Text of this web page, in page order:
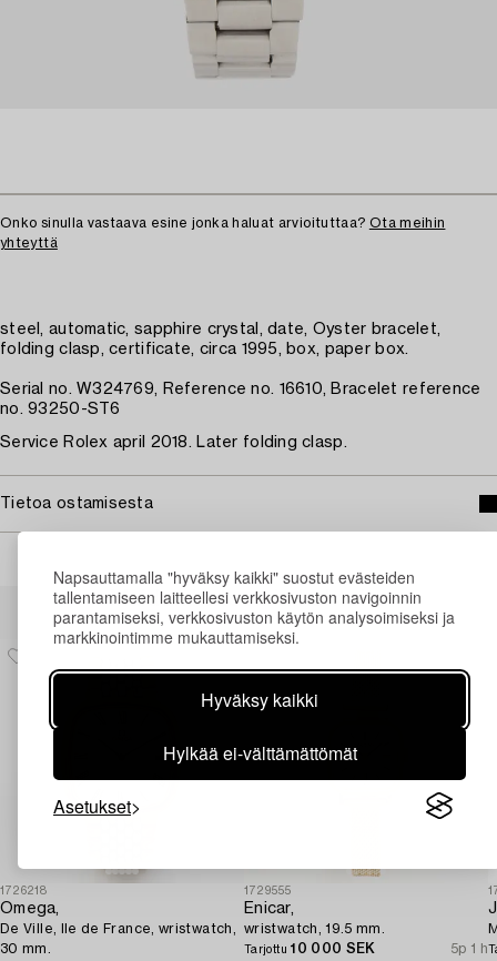
Napsauttamalla "hyväksy kaikki" suostut evästeiden
tallentamiseen laitteellesi verkkosivuston navigoinnin
parantamiseksi, verkkosivuston käytön analysoimiseksi ja
markkinointimme mukauttamiseksi.
Hyväksy kaikki
Hylkää ei-välttämättömät
Asetukset
Onko sinulla vastaava esine jonka haluat arvioituttaa? Ota meihin
yhteyttä
steel, automatic, sapphire crystal, date, Oyster bracelet,
folding clasp, certificate, circa 1995, box, paper box.
Serial no. W324769, Reference no. 16610, Bracelet reference
no. 93250-ST6
Service Rolex april 2018. Later folding clasp.
Tietoa ostamisesta
Muiden katsomia kohteita
1726218
Omega,
De Ville, Ile de France, wristwatch,
30 mm.
1729555
Enicar,
wristwatch, 19.5 mm.
Tarjottu10 000 SEK
5p 1 h